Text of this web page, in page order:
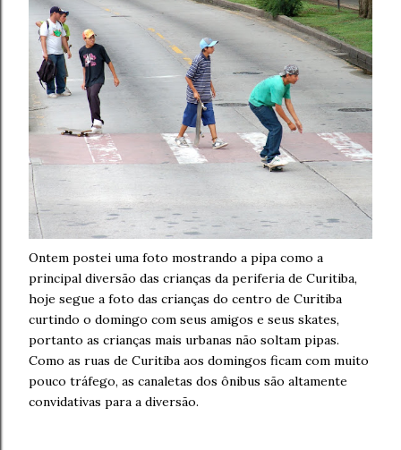
Ontem postei uma foto mostrando a pipa como a
principal diversão das crianças da periferia de Curitiba,
hoje segue a foto das crianças do centro de Curitiba
curtindo o domingo com seus amigos e seus skates,
portanto as crianças mais urbanas não soltam pipas.
Como as ruas de Curitiba aos domingos ficam com muito
pouco tráfego, as canaletas dos ônibus são altamente
convidativas para a diversão.